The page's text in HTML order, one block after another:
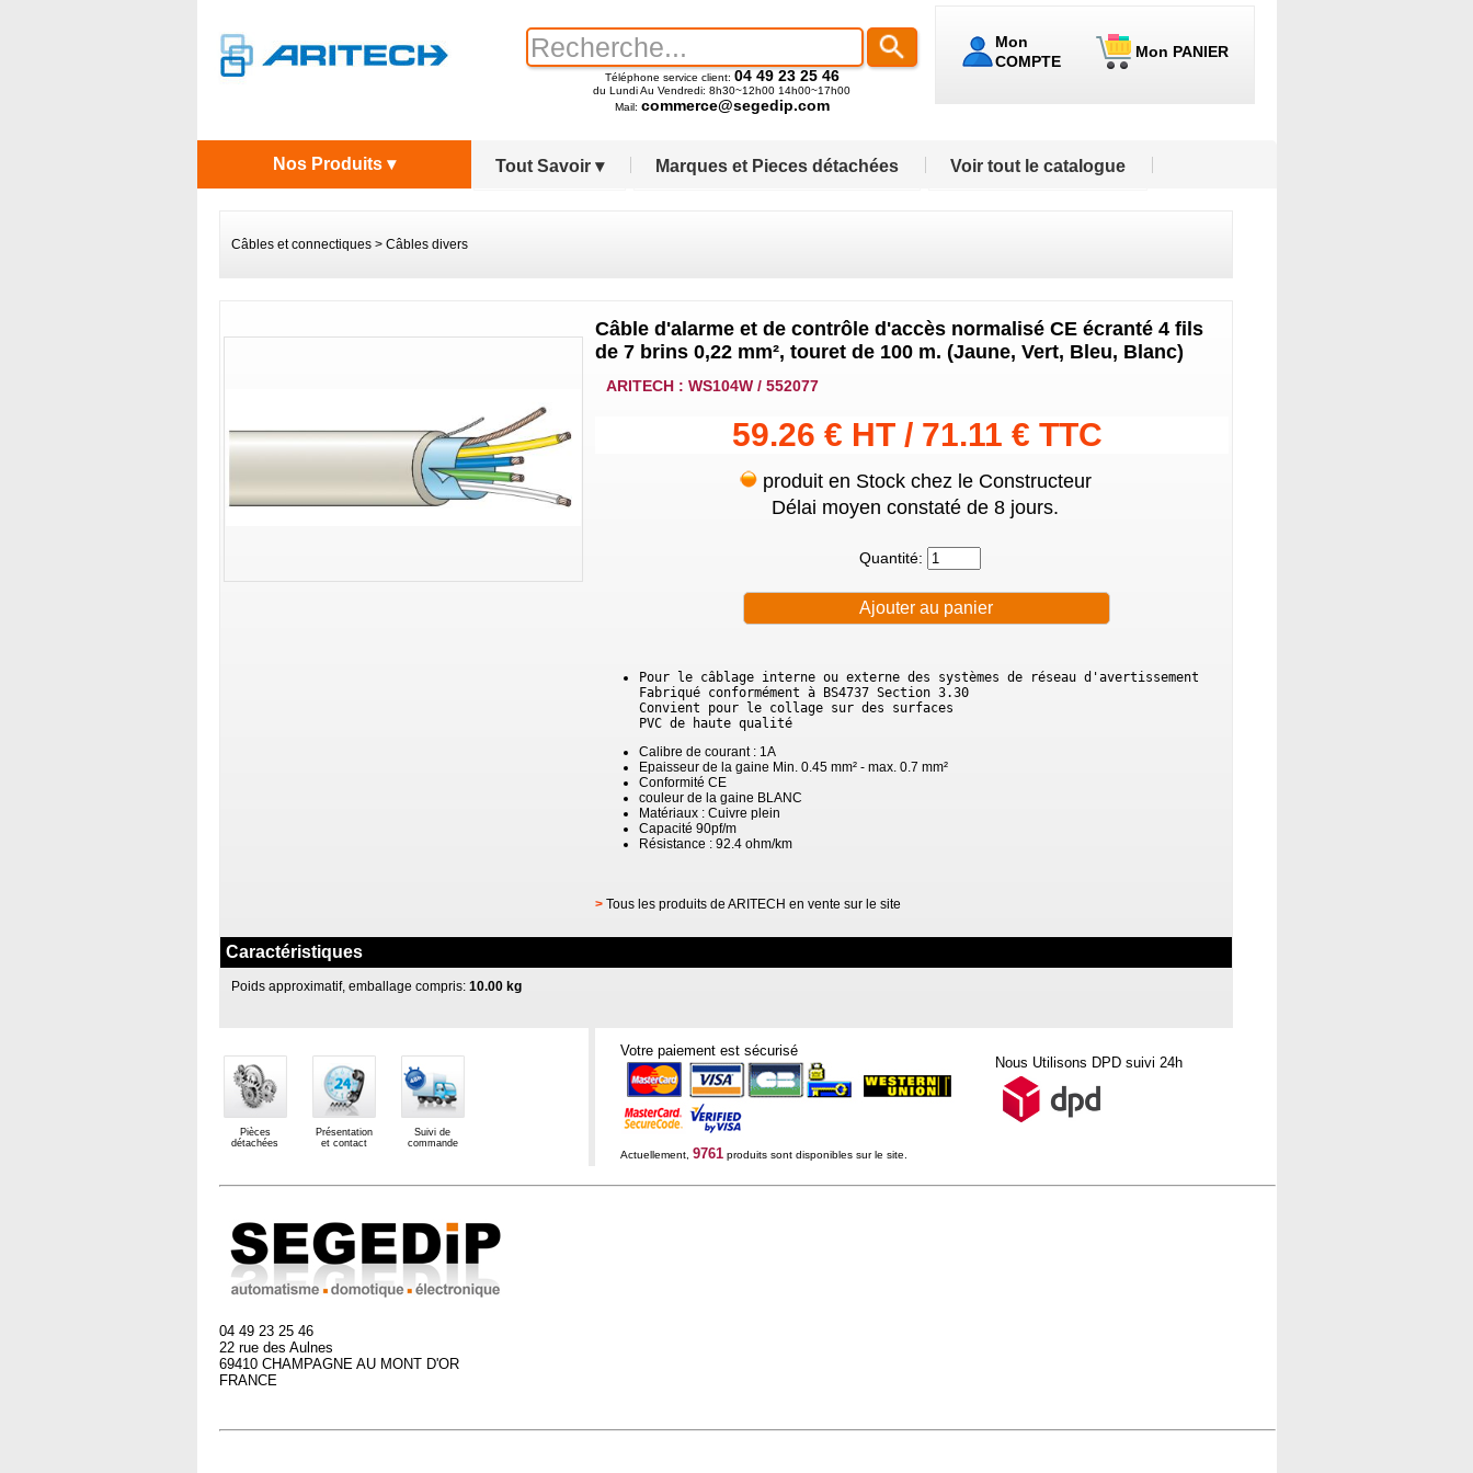
Mon
COMPTE
Mon PANIER
Téléphone service client: 04 49 23 25 46
du Lundi Au Vendredi: 8h30~12h00 14h00~17h00
Mail: commerce@segedip.com
Tout Savoir ▾ Marques et Pieces détachées Voir tout le catalogue
Nos Produits ▾
Câbles et connectiques> Câbles divers
Câble d'alarme et de contrôle d'accès normalisé CE écranté 4 fils
de 7 brins 0,22 mm², touret de 100 m. (Jaune, Vert, Bleu, Blanc)
ARITECH : WS104W / 552077
59.26 € HT / 71.11 € TTC
produit en Stock chez le Constructeur
Délai moyen constaté de 8 jours.
Quantité:
Pour le câblage interne ou externe des systèmes de réseau d'avertissement
Fabriqué conformément à BS4737 Section 3.30
Convient pour le collage sur des surfaces
PVC de haute qualité
Calibre de courant : 1A
Epaisseur de la gaine Min. 0.45 mm² - max. 0.7 mm²
Conformité CE
couleur de la gaine BLANC
Matériaux : Cuivre plein
Capacité 90pf/m
Résistance : 92.4 ohm/km
> Tous les produits de ARITECH en vente sur le site
Caractéristiques
Poids approximatif, emballage compris:10.00 kg
Pièces
détachées
Présentation
et contact
Suivi de
commande
Votre paiement est sécurisé
Nous Utilisons DPD suivi 24h
Actuellement, 9761produits sont disponibles sur le site.
04 49 23 25 46
22 rue des Aulnes
69410 CHAMPAGNE AU MONT D'OR
FRANCE